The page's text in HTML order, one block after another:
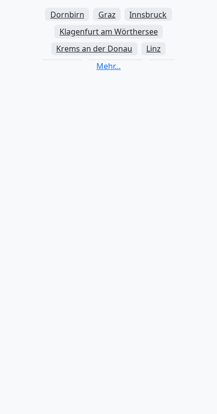
Dornbirn Graz
Innsbruck
Klagenfurt am Wörthersee
Krems an der Donau
Linz
Sankt Pölten